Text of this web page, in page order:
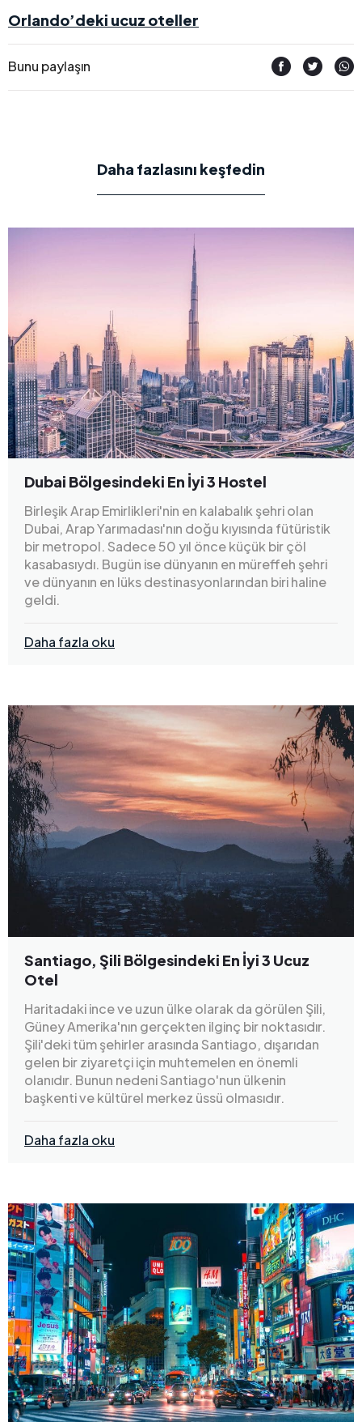
Orlando’deki ucuz oteller
Bunu paylaşın
Daha fazlasını keşfedin
Dubai Bölgesindeki En İyi 3 Hostel
Birleşik Arap Emirlikleri'nin en kalabalık şehri olan
Dubai, Arap Yarımadası'nın doğu kıyısında fütüristik
bir metropol. Sadece 50 yıl önce küçük bir çöl
kasabasıydı. Bugün ise dünyanın en müreffeh şehri
ve dünyanın en lüks destinasyonlarından biri haline
geldi.
Daha fazla oku
Santiago, Şili Bölgesindeki En İyi 3 Ucuz
Otel
Haritadaki ince ve uzun ülke olarak da görülen Şili,
Güney Amerika'nın gerçekten ilginç bir noktasıdır.
Şili'deki tüm şehirler arasında Santiago, dışarıdan
gelen bir ziyaretçi için muhtemelen en önemli
olanıdır. Bunun nedeni Santiago'nun ülkenin
başkenti ve kültürel merkez üssü olmasıdır.
Daha fazla oku